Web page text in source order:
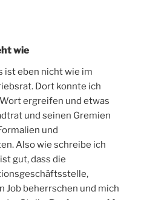
wie
ist eben nicht wie im
Dort konnte ich
ergreifen und etwas
und seinen Gremien
und
Also wie schreibe ich
gut, dass die
Job beherrschen und mich